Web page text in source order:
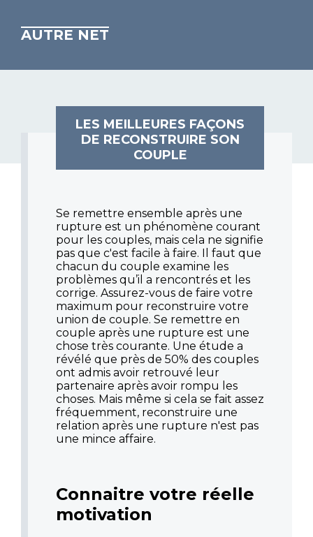
AUTRE NET
LES MEILLEURES FAÇONS
DE RECONSTRUIRE SON
COUPLE
Se remettre ensemble après une
rupture est un phénomène courant
pour les couples, mais cela ne signifie
pas que c'est facile à faire. Il faut que
chacun du couple examine les
problèmes qu’il a rencontrés et les
corrige. Assurez-vous de faire votre
maximum pour reconstruire votre
union de couple. Se remettre en
couple après une rupture est une
chose très courante. Une étude a
révélé que près de 50% des couples
ont admis avoir retrouvé leur
partenaire après avoir rompu les
choses. Mais même si cela se fait assez
fréquemment, reconstruire une
relation après une rupture n'est pas
une mince affaire.
Connaitre votre réelle
motivation